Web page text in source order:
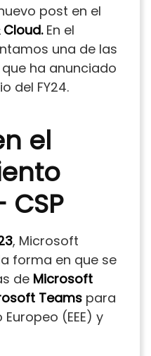
post en el
En el
una de las
ha anunciado
del FY24.
el
, Microsoft
forma en que se
de Microsoft
Teams para
(EEE) y